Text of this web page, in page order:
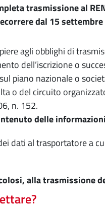
trasmissione al
dal 15 settembre
agli obblighi di
dell’iscrizione o
piano nazionale o
o del circuito
n. 152.
delle informazioni
dati al trasportatore a
alla trasmissione